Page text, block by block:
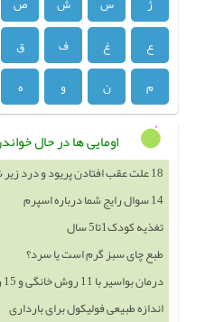
ع
غ ف ق
م
ن و ه
اومایی ها در حال
14 سوال رایج شما درباره اسپرم
تغذیه کودک1تا5 سال
طبع چای سبز گرم است یا سرد؟
درمان بواسیر با 11 روش خانگی و 15 روش طب سنتی
اندازه طبیعی فولیکول برای بارداری
علائم کاهش ذخیره تخمدان چیست؟